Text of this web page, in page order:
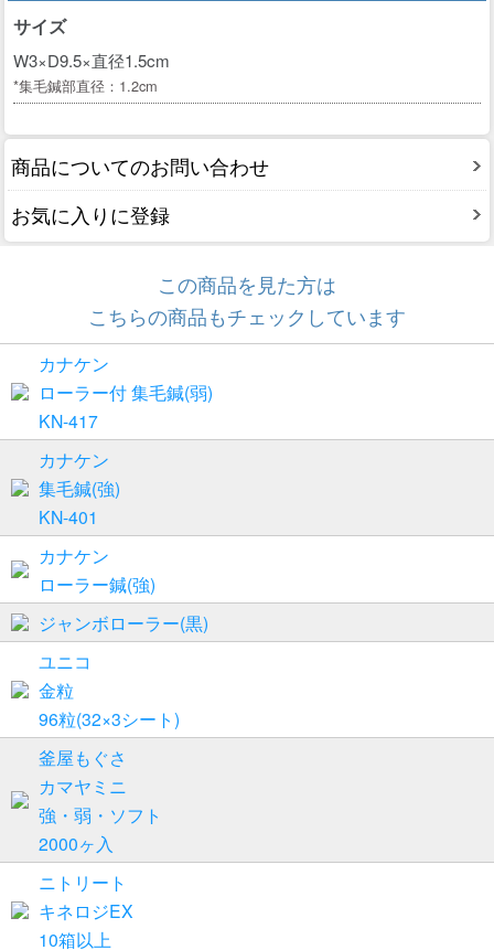
サイズ
W3×D9.5×直径1.5cm
*集毛鍼部直径：1.2cm
商品についてのお問い合わせ
お気に入りに登録
この商品を見た方は
こちらの商品もチェックしています
カナケン
ローラー付 集毛鍼(弱)
KN-417
カナケン
集毛鍼(強)
KN-401
カナケン
ローラー鍼(強)
ジャンボローラー(黒)
ユニコ
金粒
96粒(32×3シート)
釜屋もぐさ
カマヤミニ
強・弱・ソフト
2000ヶ入
ニトリート
キネロジEX
10箱以上